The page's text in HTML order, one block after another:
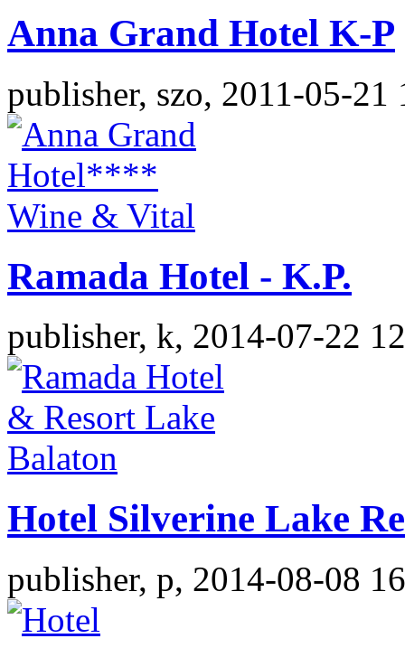
Anna Grand Hotel K-P
publisher, szo, 2011-05-21
Ramada Hotel - K.P.
publisher, k, 2014-07-22
Hotel Silverine Lake
publisher, p, 2014-08-08